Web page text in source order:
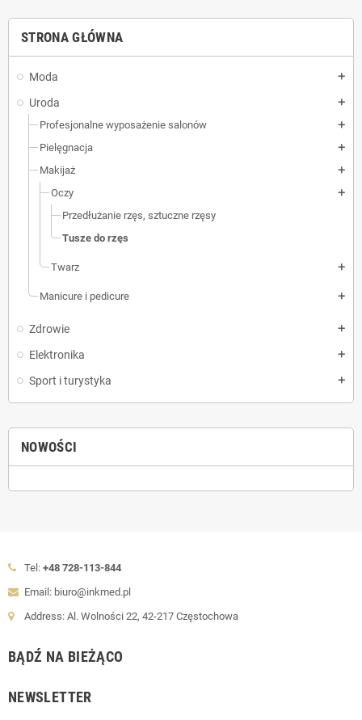
STRONA GŁÓWNA
Moda add
Uroda add
Profesjonalne wyposażenie salonów add
Pielęgnacja add
Makijaż add
Oczy add
Przedłużanie rzęs, sztuczne rzęsy
Tusze do rzęs
Twarz add
Manicure i pedicure add
Zdrowie add
Elektronika add
Sport i turystyka add
NOWOŚCI
Tel: +48 728-113-844
Email: biuro@inkmed.pl
Address: Al. Wolności 22, 42-217 Częstochowa
BĄDŹ NA BIEŻĄCO
NEWSLETTER